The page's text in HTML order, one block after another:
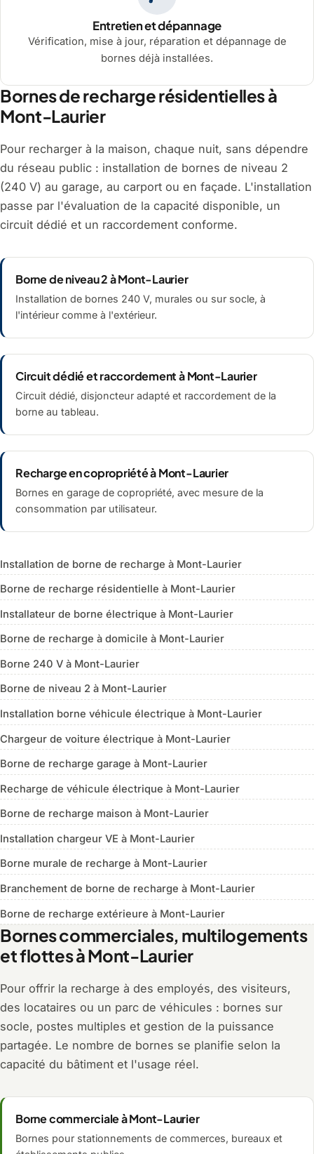
Entretien et dépannage
Vérification, mise à jour, réparation et dépannage de
bornes déjà installées.
Bornes de recharge résidentielles à
Mont-Laurier
Pour recharger à la maison, chaque nuit, sans dépendre
du réseau public : installation de bornes de niveau 2
(240 V) au garage, au carport ou en façade. L'installation
passe par l'évaluation de la capacité disponible, un
circuit dédié et un raccordement conforme.
Borne de niveau 2 à Mont-Laurier
Installation de bornes 240 V, murales ou sur socle, à
l'intérieur comme à l'extérieur.
Circuit dédié et raccordement à Mont-Laurier
Circuit dédié, disjoncteur adapté et raccordement de la
borne au tableau.
Recharge en copropriété à Mont-Laurier
Bornes en garage de copropriété, avec mesure de la
consommation par utilisateur.
Installation de borne de recharge à Mont-Laurier
Borne de recharge résidentielle à Mont-Laurier
Installateur de borne électrique à Mont-Laurier
Borne de recharge à domicile à Mont-Laurier
Borne 240 V à Mont-Laurier
Borne de niveau 2 à Mont-Laurier
Installation borne véhicule électrique à Mont-Laurier
Chargeur de voiture électrique à Mont-Laurier
Borne de recharge garage à Mont-Laurier
Recharge de véhicule électrique à Mont-Laurier
Borne de recharge maison à Mont-Laurier
Installation chargeur VE à Mont-Laurier
Borne murale de recharge à Mont-Laurier
Branchement de borne de recharge à Mont-Laurier
Borne de recharge extérieure à Mont-Laurier
Bornes commerciales, multilogements
et flottes à Mont-Laurier
Pour offrir la recharge à des employés, des visiteurs,
des locataires ou un parc de véhicules : bornes sur
socle, postes multiples et gestion de la puissance
partagée. Le nombre de bornes se planifie selon la
capacité du bâtiment et l'usage réel.
Borne commerciale à Mont-Laurier
Bornes pour stationnements de commerces, bureaux et